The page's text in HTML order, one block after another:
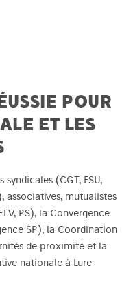
POUR
ET LES
(CGT, FSU,
associatives, mutualistes
PS), la Convergence
SP), la Coordination
de proximité et la
nationale à Lure